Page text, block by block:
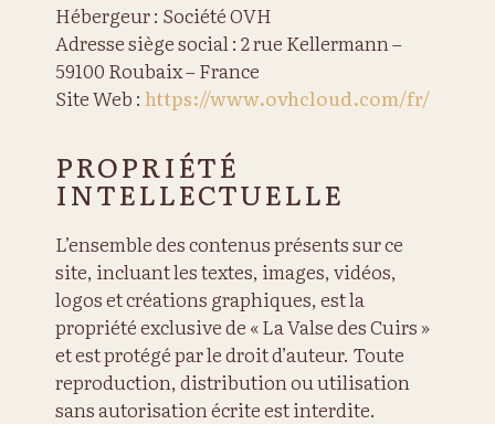
Hébergeur : Société OVH
Adresse siège social : 2 rue Kellermann –
59100 Roubaix – France
Site Web : https://www.ovhcloud.com/fr/
PROPRIÉTÉ
INTELLECTUELLE
L’ensemble des contenus présents sur ce
site, incluant les textes, images, vidéos,
logos et créations graphiques, est la
propriété exclusive de « La Valse des Cuirs »
et est protégé par le droit d’auteur. Toute
reproduction, distribution ou utilisation
sans autorisation écrite est interdite.